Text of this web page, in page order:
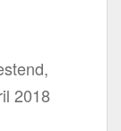
2018